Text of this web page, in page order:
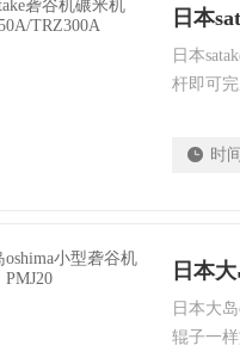
日本
日本
杆即可
时
日本
日本大
辊子一